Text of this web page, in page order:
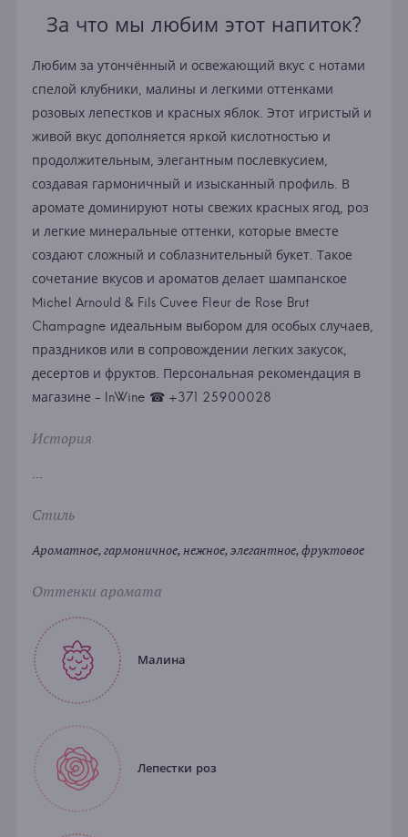
За что мы любим этот напиток?
Любим за утончённый и освежающий вкус с нотами
спелой клубники, малины и легкими оттенками
розовых лепестков и красных яблок. Этот игристый и
живой вкус дополняется яркой кислотностью и
продолжительным, элегантным послевкусием,
создавая гармоничный и изысканный профиль. В
аромате доминируют ноты свежих красных ягод, роз
и легкие минеральные оттенки, которые вместе
создают сложный и соблазнительный букет. Такое
сочетание вкусов и ароматов делает шампанское
Michel Arnould & Fils Cuvee Fleur de Rose Brut
Champagne идеальным выбором для особых случаев,
праздников или в сопровождении легких закусок,
десертов и фруктов. Персональная рекомендация в
магазине - InWine ☎ +371 25900028
История
...
Стиль
Ароматное, гармоничное, нежное, элегантное, фруктовое
Оттенки аромата
Малина
Лепестки роз